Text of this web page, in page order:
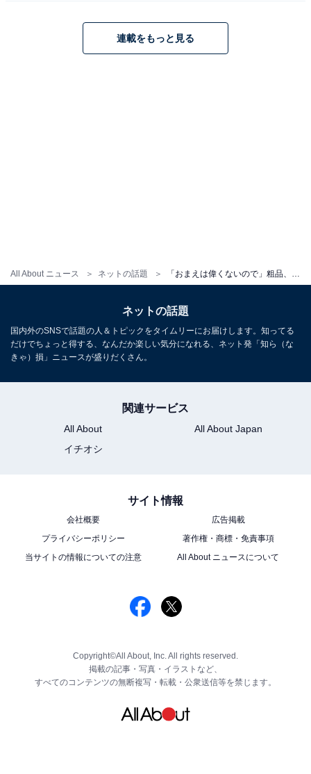
All About ニュース ネットの話題
連載をもっと見る
ネットの話題
国内外のSNSで話題の人＆トピックをタイムリーにお届けします。知ってる
だけでちょっと得する、なんだか楽しい気分になれる、ネット発「知ら（な
きゃ）損」ニュースが盛りだくさん。
関連サービス
All About
All About Japan
イチオシ
サイト情報
会社概要
広告掲載
プライバシーポリシー
著作権・商標・免責事項
当サイトの情報についての注意
All About ニュースについて
Copyright©All About, Inc. All rights reserved.
掲載の記事・写真・イラストなど、
すべてのコンテンツの無断複写・転載・公衆送信等を禁じます。